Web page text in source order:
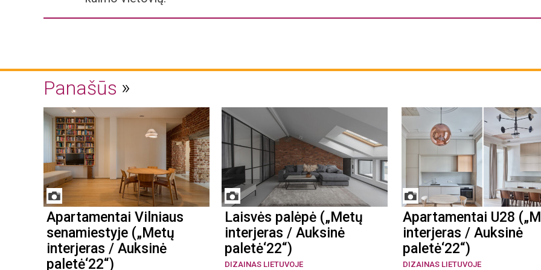
Panašūs
Apartamentai Vilniaus
senamiestyje („Metų
interjeras / Auksinė
paletė‘22“)
Laisvės palėpė („Metų
interjeras / Auksinė
paletė‘22“)
DIZAINAS LIETUVOJE
Apartamentai U28
interjeras / Auksinė
paletė‘22“)
DIZAINAS LIETUVOJE